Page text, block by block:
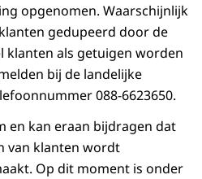
opgenomen. Waarschijnlijk
gedupeerd door de
klanten als getuigen worden
bij de landelijke
088-6623650.
en kan eraan bijdragen dat
van klanten wordt
Op dit moment is onder